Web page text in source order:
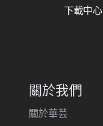
下載中心
關於我們
關於華芸